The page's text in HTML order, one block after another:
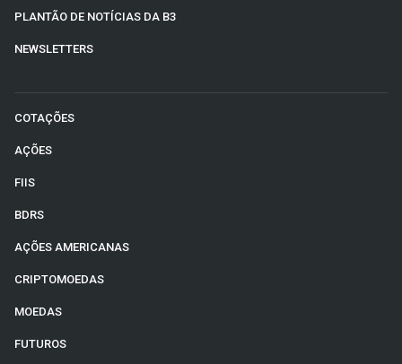
PLANTÃO DE NOTÍCIAS DA B3
NEWSLETTERS
COTAÇÕES
AÇÕES
FIIS
BDRS
AÇÕES AMERICANAS
CRIPTOMOEDAS
MOEDAS
FUTUROS